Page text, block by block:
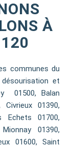
À
communes du
et
01500, Balan
01390,
Echets 01700,
01390,
01600, Saint